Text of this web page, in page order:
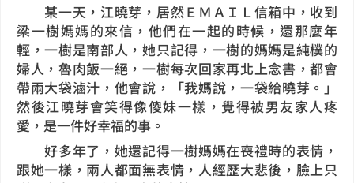
某一天，江曉芽，居然ＥＭＡＩＬ信箱中，收到
梁一樹媽媽的來信，他們在一起的時候，還那麼年
輕，一樹是南部人，她只記得，一樹的媽媽是純樸的
婦人，魯肉飯一絕，一樹每次回家再北上念書，都會
帶兩大袋滷汁，他會說，「我媽說，一袋給曉芽。」
然後江曉芽會笑得像傻妹一樣，覺得被男友家人疼
愛，是一件好幸福的事。
好多年了，她還記得一樹媽媽在喪禮時的表情，
跟她一樣，兩人都面無表情，人經歷大悲後，臉上只